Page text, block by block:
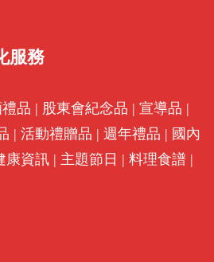
服務
品 | 股東會紀念品 | 宣導品 |
| 活動禮贈品 | 週年禮品 | 國內
康資訊 | 主題節日 | 料理食譜 |